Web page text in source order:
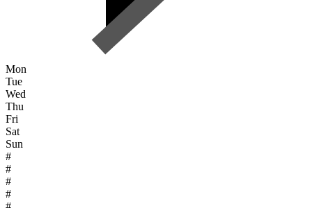
Mon
Tue
Wed
Thu
Fri
Sat
Sun
#
#
#
#